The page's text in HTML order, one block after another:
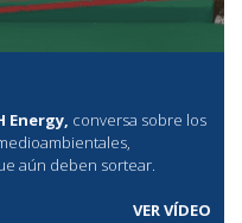
Energy, conversa sobre los
aún deben sortear.
VER VÍDEO